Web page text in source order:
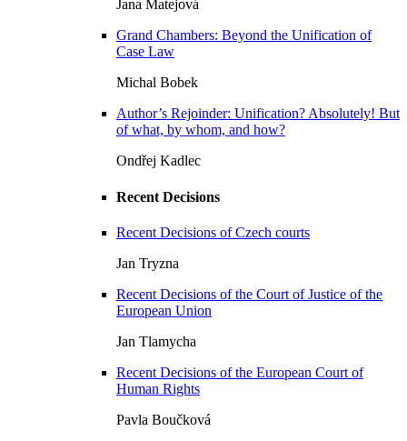
Jana Matejová
Grand Chambers: Beyond the Unification of
Case Law
Michal Bobek
Author’s Rejoinder: Unification? Absolutely! But
of what, by whom, and how?
Ondřej Kadlec
Recent Decisions
Recent Decisions of Czech courts
Jan Tryzna
Recent Decisions of the Court of Justice of the
European Union
Jan Tlamycha
Recent Decisions of the European Court of
Human Rights
Pavla Boučková